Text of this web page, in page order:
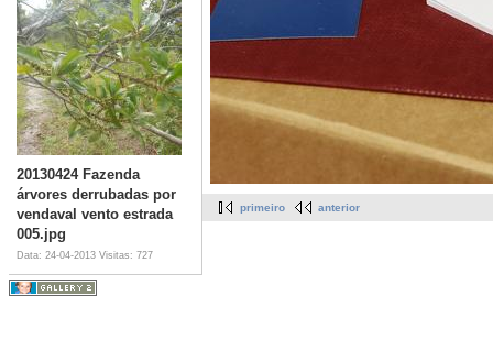
20130424 Fazenda
árvores derrubadas por
vendaval vento estrada
005.jpg
Data: 24-04-2013 Visitas: 727
primeiro anterior